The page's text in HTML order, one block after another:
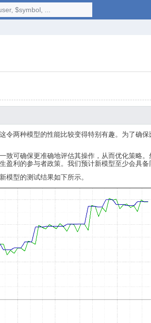
$symbol, ...
两种模型的性能比较变得特别有趣。为了确
可确保更准确地评估其操作，从而优化策略
利的参与者政策。我们预计新模型至少会具备
模型的测试结果如下所示。